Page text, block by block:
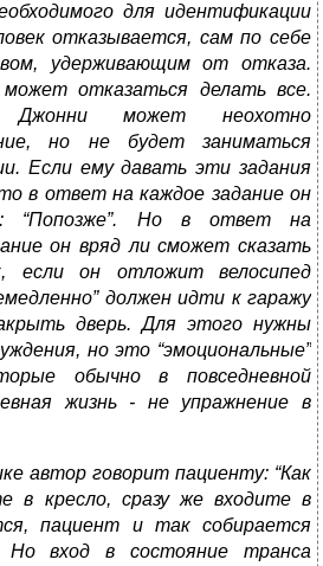
для идентификации
отказывается, сам по себе
удерживающим от отказа.
отказаться делать все.
Джонни может неохотно
но не будет заниматься
Если ему давать эти задания
в ответ на каждое задание он
“Попозже”. Но в ответ на
он вряд ли сможет сказать
если он отложит велосипед
должен идти к гаражу
дверь. Для этого нужны
но это “эмоциональные”
обычно в повседневной
жизнь - не упражнение в
автор говорит пациенту: “Как
в кресло, сразу же входите в
пациент и так собирается
Но вход в состояние транса